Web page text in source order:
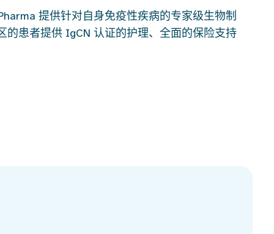
提供针对自身免疫性疾病的专家级生物制
的患者提供 IgCN 认证的护理、全面的保险支持